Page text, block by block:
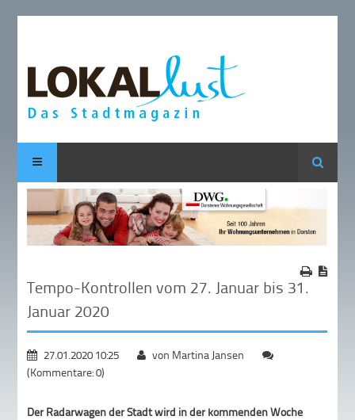
Suche
Tempo-Kontrollen vom 27. Januar bis 31.
Januar 2020
27.01.2020 10:25
von Martina Jansen
(Kommentare: 0)
Der Radarwagen der Stadt wird in der kommenden Woche